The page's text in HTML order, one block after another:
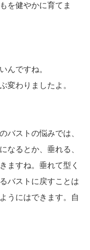
を健やかに育てま
んですね。
変わりましたよ。
バストの悩みでは、
なるとか、垂れる、
ますね。垂れて型く
バストに戻すことは
うにはできます。自